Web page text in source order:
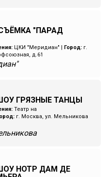
"ПАРАД
ЦКИ "Меридиан" Город: г.
д.61
ГРЯЗНЫЕ ТАНЦЫ
Театр на
г. Москва, ул. Мельникова
НОТР ДАМ ДЕ